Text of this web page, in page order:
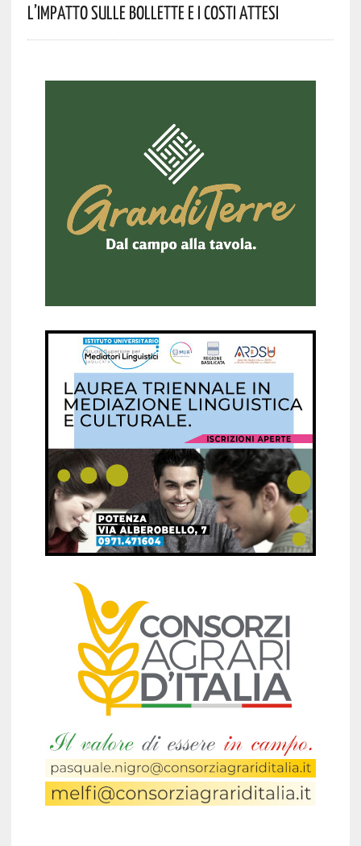
L’impatto Sulle Bollette E I Costi Attesi